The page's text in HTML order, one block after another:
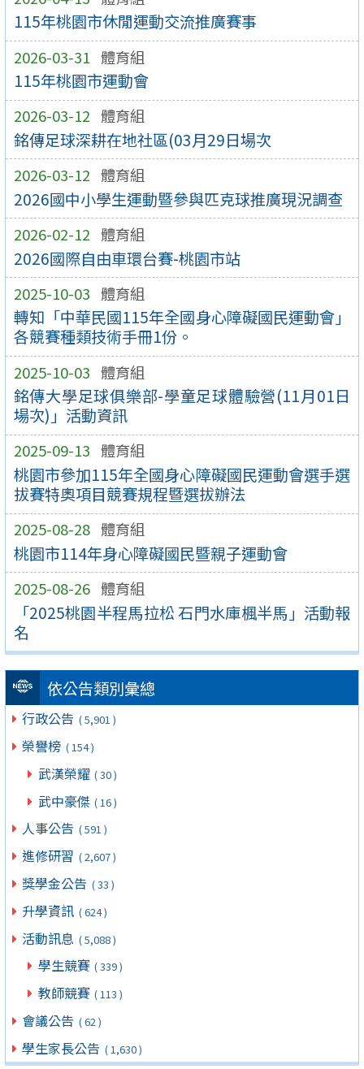
115年桃園市休閒運動交流推廣賽事
2026-03-31 體育組
115年桃園市運動會
2026-03-12 體育組
銘傳足球深耕在地社區(03月29日場次
2026-03-12 體育組
2026國中小學生運動暨參與匹克球推廣現況調查
2026-02-12 體育組
2026國際自由車環台賽-桃園市站
2025-10-03 體育組
轉知「中華民國115年全國身心障礙國民運動會」
各競賽種類技術手冊1份。
2025-10-03 體育組
銘傳大學足球俱樂部-學童足球體驗營(11月01日
場次)」活動資訊
2025-09-13 體育組
桃園市參加115年全國身心障礙國民運動會選手選
拔賽特奧項目競賽規程暨選拔辦法
2025-08-28 體育組
桃園市114年身心障礙國民暨親子運動會
2025-08-26 體育組
「2025桃園半程馬拉松 石門水庫楓半馬」活動報
名
依公告類別彙總
行政公告 ( 5,901 )
榮譽榜 ( 154 )
武漢榮耀 ( 30 )
武中豪傑 ( 16 )
人事公告 ( 591 )
進修研習 ( 2,607 )
獎學金公告 ( 33 )
升學資訊 ( 624 )
活動訊息 ( 5,088 )
學生競賽 ( 339 )
教師競賽 ( 113 )
會議公告 ( 62 )
學生家長公告 ( 1,630 )